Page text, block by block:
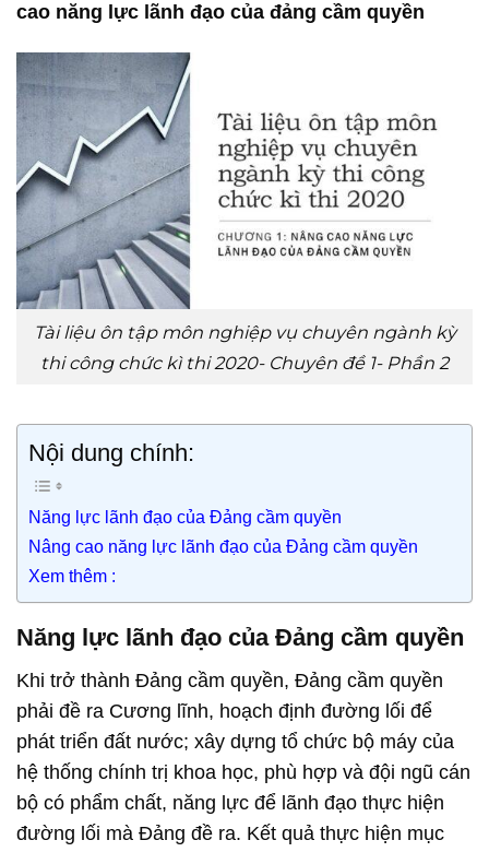
cao năng lực lãnh đạo của đảng cầm quyền
Tài liệu ôn tập môn nghiệp vụ chuyên ngành kỳ
thi công chức kì thi 2020- Chuyên đề 1- Phần 2
Nội dung chính:
Năng lực lãnh đạo của Đảng cầm quyền
Nâng cao năng lực lãnh đạo của Đảng cầm quyền
Xem thêm :
Năng lực lãnh đạo của Đảng cầm quyền
Khi trở thành Đảng cầm quyền, Đảng cầm quyền
phải đề ra Cương lĩnh, hoạch định đường lối để
phát triển đất nước; xây dựng tổ chức bộ máy của
hệ thống chính trị khoa học, phù hợp và đội ngũ cán
bộ có phẩm chất, năng lực để lãnh đạo thực hiện
đường lối mà Đảng đề ra. Kết quả thực hiện mục